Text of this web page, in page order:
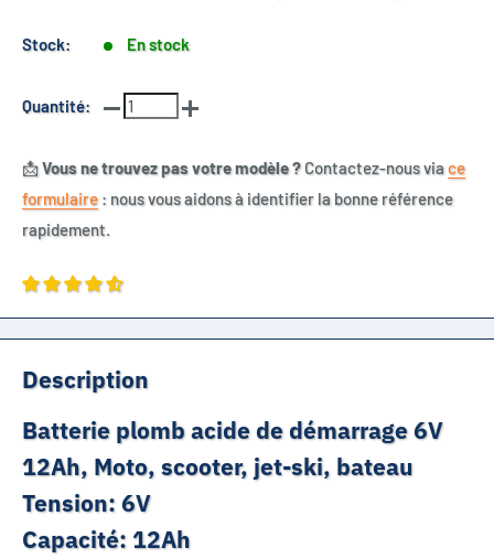
Stock: En stock
Quantité:
📩Vous ne trouvez pas votre modèle ?Contactez-nous viace
formulaire : nous vous aidons à identifier la bonne référence
rapidement.
Description
Batterie plomb acide de démarrage 6V
12Ah, Moto, scooter, jet-ski, bateau
Tension: 6V
Capacité: 12Ah